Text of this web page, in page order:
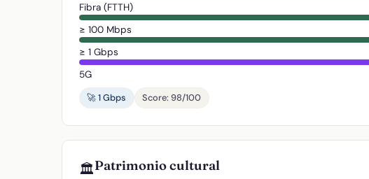
Fibra (FTTH)
≥ 100 Mbps
≥ 1 Gbps
5G
🚀 1 Gbps
Score: 98/100
🏛️Patrimonio cultural